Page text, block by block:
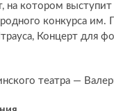
на котором
конкурса им.
Концерт для
театра —